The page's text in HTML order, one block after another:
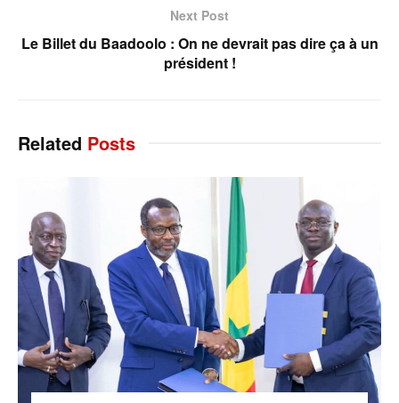
Next Post
Le Billet du Baadoolo : On ne devrait pas dire ça à un
président !
Related Posts